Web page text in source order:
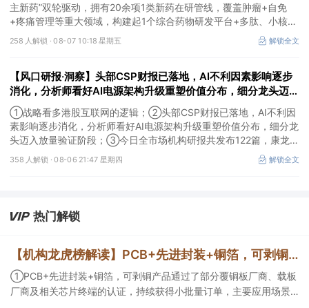
主新药”双轮驱动，拥有20余项1类新药在研管线，覆盖肿瘤+自免
+疼痛管理等重大领域，构建起1个综合药物研发平台+多肽、小核
酸、CGT、小分子4个创新技术平台，创新转型成果正逐步兑现。
258 人解锁 ·08-07 10:18 星期五 解锁全文
【风口研报·洞察】头部CSP财报已落地，AI不利因素影响逐步
消化，分析师看好AI电源架构升级重塑价值分布，细分龙头迈入
放量验证阶段；战略看多港股互联网的逻辑
①战略看多港股互联网的逻辑；②头部CSP财报已落地，AI不利因
素影响逐步消化，分析师看好AI电源架构升级重塑价值分布，细分龙
头迈入放量验证阶段；③今日全市场机构研报共发布122篇，康龙化
成、江淮汽车评级得到上调，9家公司获得首度覆盖，其中乔锋智能
获新财富分析师深度覆盖；④在个股机构关注度排行中，华峰化学
358 人解锁 ·08-06 21:47 星期四 解锁全文
热门解锁
【机构龙虎榜解读】PCB+先进封装+铜箔，可剥铜产品通过了部分覆铜板厂商、载板厂商及相关芯片终端的认证，持续获得小批量订单，主要应用场景包括芯片封装光模块用PCB，机构大额净买入这家公司
①PCB+先进封装+铜箔，可剥铜产品通过了部分覆铜板厂商、载板
厂商及相关芯片终端的认证，持续获得小批量订单，主要应用场景